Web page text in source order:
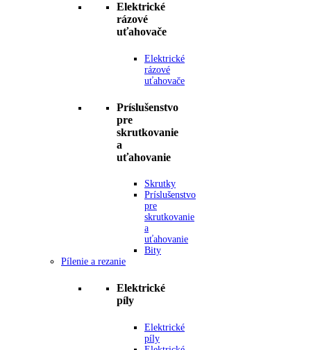
Elektrické
rázové
uťahovače
Elektrické
rázové
uťahovače
Príslušenstvo
pre
skrutkovanie
a
uťahovanie
Skrutky
Príslušenstvo
pre
skrutkovanie
a
uťahovanie
Bity
Pílenie a rezanie
Elektrické
píly
Elektrické
píly